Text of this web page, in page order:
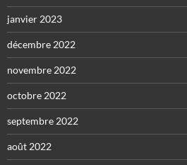
janvier 2023
décembre 2022
novembre 2022
octobre 2022
septembre 2022
août 2022